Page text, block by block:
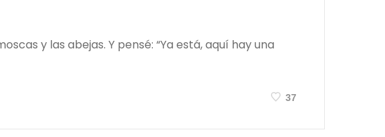
y las abejas. Y pensé: “Ya está, aquí hay una
37